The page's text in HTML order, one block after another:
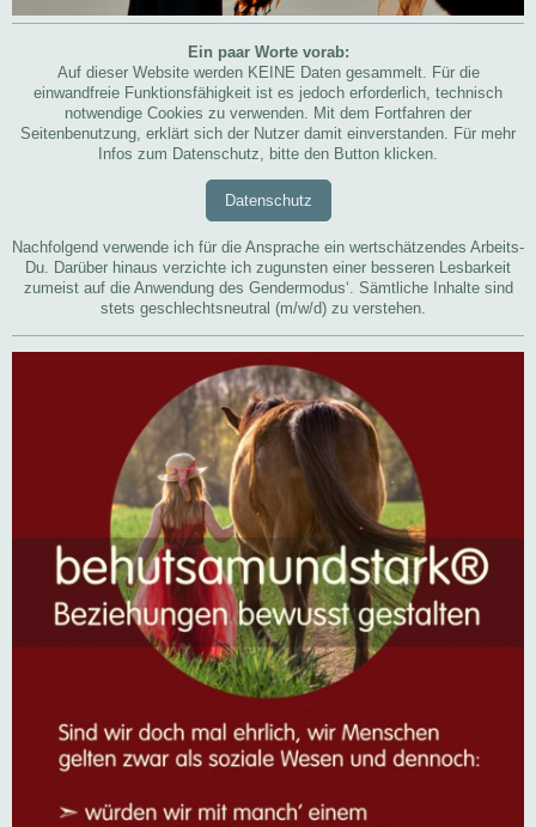
Ein paar Worte vorab:
Auf dieser Website werden KEINE Daten gesammelt. Für die
einwandfreie Funktionsfähigkeit ist es jedoch erforderlich, technisch
notwendige Cookies zu verwenden. Mit dem Fortfahren der
Seitenbenutzung, erklärt sich der Nutzer damit einverstanden. Für mehr
Infos zum Datenschutz, bitte den Button klicken.
Datenschutz
Nachfolgend verwende ich für die Ansprache ein wertschätzendes Arbeits-
Du. Darüber hinaus verzichte ich zugunsten einer besseren Lesbarkeit
zumeist auf die Anwendung des Gendermodus‘. Sämtliche Inhalte sind
stets geschlechtsneutral (m/w/d) zu verstehen.